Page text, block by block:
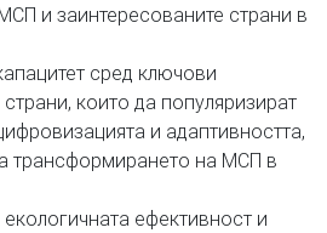
и заинтересованите страни в
сред ключови
които да популяризират
и адаптивността,
трансформирането на МСП в
ефективност и